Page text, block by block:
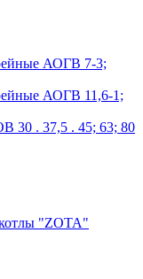
АОГВ 7-3;
АОГВ 11,6-1;
30 . 37,5 . 45; 63; 80
"ZOTA"